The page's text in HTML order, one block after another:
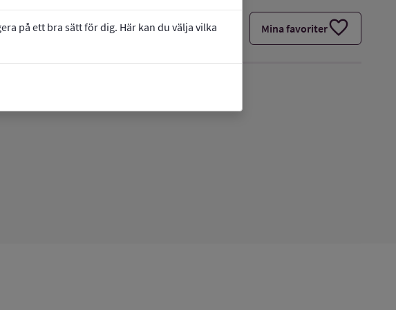
på ett bra sätt för dig. Här kan du välja vilka
Mina favoriterfavorite